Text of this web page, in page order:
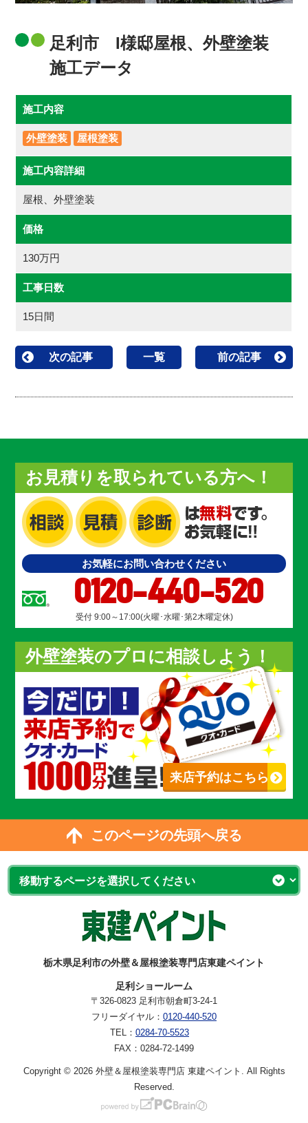
足利市 I様邸屋根、外壁塗装
施工データ
施工内容
外壁塗装 屋根塗装
施工内容詳細
屋根、外壁塗装
価格
130万円
工事日数
15日間
次の記事 一覧 前の記事
お見積りを取られている方へ！
お気軽にお問い合わせください
0120-440-520
受付 9:00～17:00(火曜･水曜･第2木曜定休)
外壁塗装のプロに相談しよう！
来店予約はこちら
このページの先頭へ戻る
栃木県足利市の外壁＆屋根塗装専門店東建ペイント
足利ショールーム
〒326-0823 足利市朝倉町3-24-1
フリーダイヤル： 0120-440-520
TEL： 0284-70-5523
FAX：0284-72-1499
Copyright © 2026 外壁＆屋根塗装専門店 東建ペイント. All Rights
Reserved.